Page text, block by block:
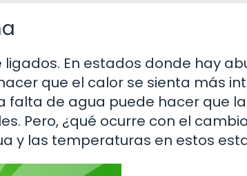
En estados donde hay
que el calor se sienta más
falta de agua puede hacer que
Pero, ¿qué ocurre con el
y las temperaturas en estos